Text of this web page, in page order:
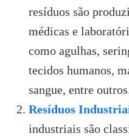
resíduos são
médicas e
como agulhas,
tecidos humanos,
sangue, entre
Resíduos
industriais são